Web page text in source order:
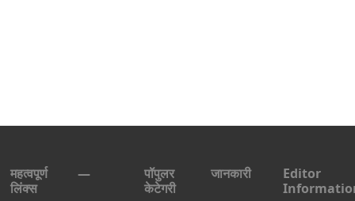
महत्वपूर्ण
लिंक्स
—
पॉपुलर
केटेगरी
जानकारी
Editor